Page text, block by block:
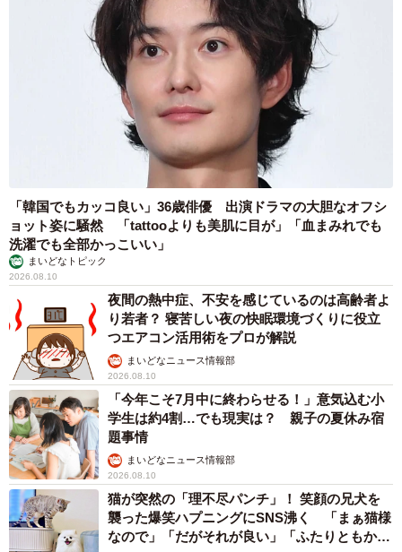
「韓国でもカッコ良い」36歳俳優 出演ドラマの大胆なオフシ
ョット姿に騒然 「tattooよりも美肌に目が」「血まみれでも
洗濯でも全部かっこいい」
まいどなトピック
2026.08.10
夜間の熱中症、不安を感じているのは高齢者よ
り若者？ 寝苦しい夜の快眠環境づくりに役立
つエアコン活用術をプロが解説
まいどなニュース情報部
2026.08.10
「今年こそ7月中に終わらせる！」意気込む小
学生は約4割…でも現実は？ 親子の夏休み宿
題事情
まいどなニュース情報部
2026.08.10
猫が突然の「理不尽パンチ」！ 笑顔の兄犬を
襲った爆笑ハプニングにSNS沸く 「まぁ猫様
なので」「だがそれが良い」「ふたりともかわ